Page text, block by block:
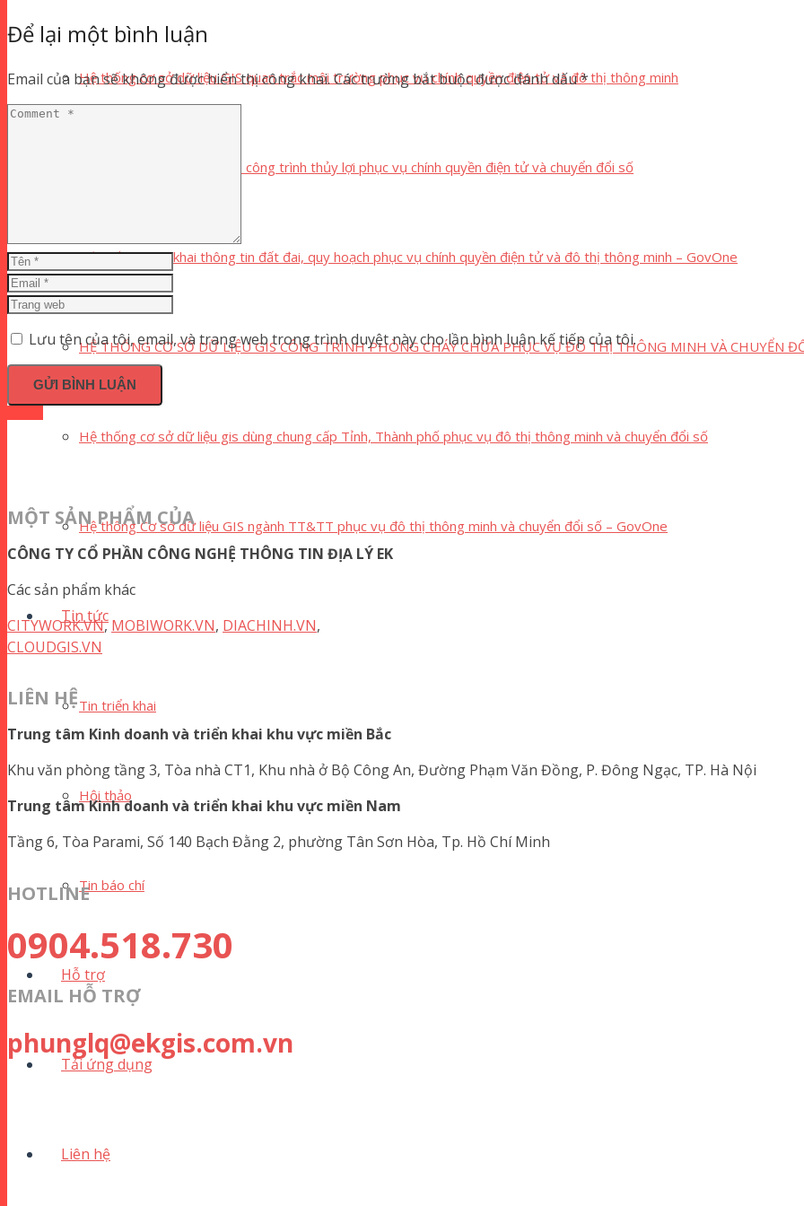
Hệ thống cơ sở dữ liệu GIS quan trắc môi trường phục vụ chính quyền điện tử và đô thị thông minh
Hệ thống cơ sở dữ liệu GIS công trình thủy lợi phục vụ chính quyền điện tử và chuyển đổi số
Hệ thống công khai thông tin đất đai, quy hoạch phục vụ chính quyền điện tử và đô thị thông minh – GovOne
HỆ THỐNG CƠ SỞ DỮ LIỆU GIS CÔNG TRÌNH PHÒNG CHÁY CHỮA PHỤC VỤ ĐÔ THỊ THÔNG MINH VÀ CHUYỂN
Hệ thống cơ sở dữ liệu gis dùng chung cấp Tỉnh, Thành phố phục vụ đô thị thông minh và chuyển đổi số
Hệ thống Cơ sở dữ liệu GIS ngành TT&TT phục vụ đô thị thông minh và chuyển đổi số – GovOne
Tin tức
Tin triển khai
Hội thảo
Tin báo chí
Hỗ trợ
Tải ứng dụng
Liên hệ
Để lại một bình luận
Email của bạn sẽ không được hiển thị công khai.Các trường bắt buộc được đánh dấu*
Lưu tên của tôi, email, và trang web trong trình duyệt này cho lần bình luận kế tiếp của tôi.
MỘT SẢN PHẨM CỦA
CÔNG TY CỔ PHẦN CÔNG NGHỆ THÔNG TIN ĐỊA LÝ EK
Các sản phẩm khác
CITYWORK.VN,MOBIWORK.VN, DIACHINH.VN,
CLOUDGIS.VN
LIÊN HỆ
Trung tâm Kinh doanh và triển khai khu vực miền Bắc
Khu văn phòng tầng 3, Tòa nhà CT1, Khu nhà ở Bộ Công An, Đường Phạm Văn Đồng, P. Đông Ngạc, TP. Hà Nội
Trung tâm Kinh doanh và triển khai khu vực miền Nam
Tầng 6, Tòa Parami, Số 140 Bạch Đằng 2, phường Tân Sơn Hòa, Tp. Hồ Chí Minh
HOTLINE
0904.518.730
EMAIL HỖ TRỢ
phunglq@ekgis.com.vn